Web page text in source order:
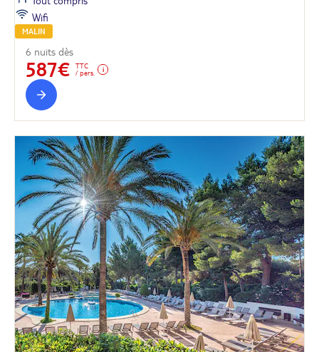
Wifi
MALIN
6 nuits dès
587€
TTC
/ pers.